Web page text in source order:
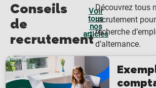
Conseils
de
recrutement
Voir
tous
nos
articles
Découvrez tous
recrutement
recherche
d’alternance.